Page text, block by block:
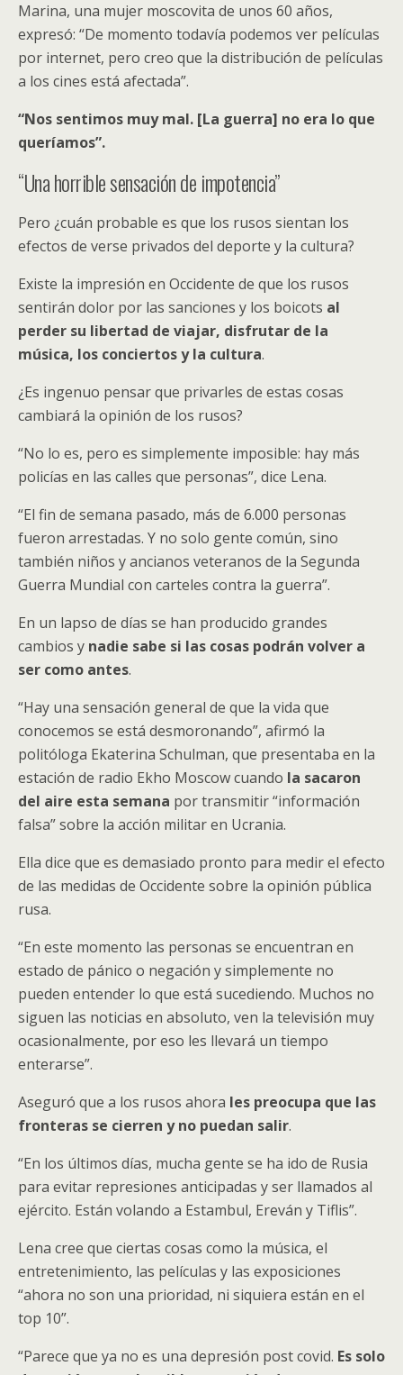
Marina, una mujer moscovita de unos 60 años,
expresó: “De momento todavía podemos ver películas
por internet, pero creo que la distribución de películas
a los cines está afectada”.
“Nos sentimos muy mal. [La guerra] no era lo que
queríamos”.
“Una horrible sensación de impotencia”
Pero ¿cuán probable es que los rusos sientan los
efectos de verse privados del deporte y la cultura?
Existe la impresión en Occidente de que los rusos
sentirán dolor por las sanciones y los boicots al
perder su libertad de viajar, disfrutar de la
música, los conciertos y la cultura.
¿Es ingenuo pensar que privarles de estas cosas
cambiará la opinión de los rusos?
“No lo es, pero es simplemente imposible: hay más
policías en las calles que personas”, dice Lena.
“El fin de semana pasado, más de 6.000 personas
fueron arrestadas. Y no solo gente común, sino
también niños y ancianos veteranos de la Segunda
Guerra Mundial con carteles contra la guerra”.
En un lapso de días se han producido grandes
cambios y nadie sabe si las cosas podrán volver a
ser como antes.
“Hay una sensación general de que la vida que
conocemos se está desmoronando”, afirmó la
politóloga Ekaterina Schulman, que presentaba en la
estación de radio Ekho Moscow cuando la sacaron
del aire esta semana por transmitir “información
falsa” sobre la acción militar en Ucrania.
Ella dice que es demasiado pronto para medir el efecto
de las medidas de Occidente sobre la opinión pública
rusa.
“En este momento las personas se encuentran en
estado de pánico o negación y simplemente no
pueden entender lo que está sucediendo. Muchos no
siguen las noticias en absoluto, ven la televisión muy
ocasionalmente, por eso les llevará un tiempo
enterarse”.
Aseguró que a los rusos ahora les preocupa que las
fronteras se cierren y no puedan salir.
“En los últimos días, mucha gente se ha ido de Rusia
para evitar represiones anticipadas y ser llamados al
ejército. Están volando a Estambul, Ereván y Tiflis”.
Lena cree que ciertas cosas como la música, el
entretenimiento, las películas y las exposiciones
“ahora no son una prioridad, ni siquiera están en el
top 10”.
“Parece que ya no es una depresión post covid. Es solo